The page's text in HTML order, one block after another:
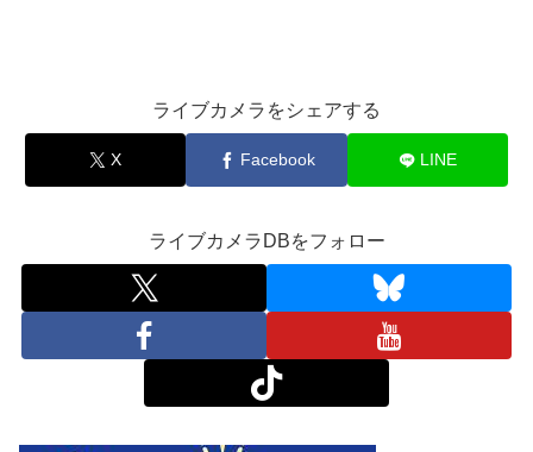
ライブカメラをシェアする
X Facebook LINE
ライブカメラDBをフォロー